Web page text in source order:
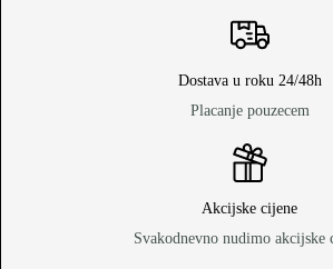
Dostava u roku 24/48h
Placanje pouzecem
Akcijske cijene
Svakodnevno nudimo akcijske